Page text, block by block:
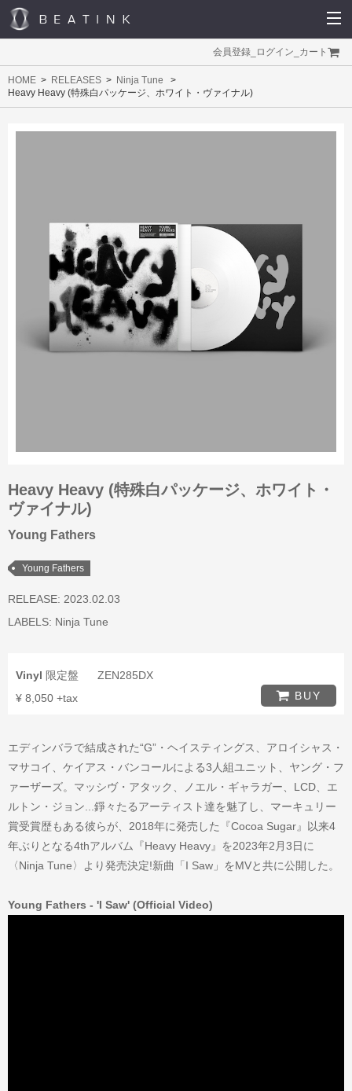
会員登録 ログイン カート
HOME RELEASES
Ninja Tune
Heavy Heavy (特殊白パッケージ、ホワイト・ヴァイナル)
Heavy Heavy (特殊白パッケージ、ホワイト・
ヴァイナル)
Young Fathers
Young Fathers
RELEASE: 2023.02.03
LABELS: Ninja Tune
Vinyl 限定盤
ZEN285DX
¥ 8,050 +tax
BUY
エディンバラで結成された“G”・ヘイスティングス、アロイシャス・
マサコイ、ケイアス・バンコールによる3人組ユニット、ヤング・フ
ァーザーズ。マッシヴ・アタック、ノエル・ギャラガー、LCD、エ
ルトン・ジョン...錚々たるアーティスト達を魅了し、マーキュリー
賞受賞歴もある彼らが、2018年に発売した『Cocoa Sugar』以来4
年ぶりとなる4thアルバム『Heavy Heavy』を2023年2月3日に
〈Ninja Tune〉より発売決定!新曲「I Saw」をMVと共に公開した。
Young Fathers - 'I Saw' (Official Video)